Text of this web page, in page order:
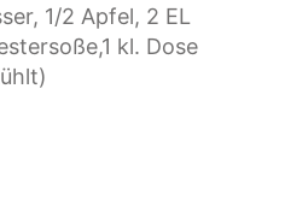
1/2 Apfel, 2 EL
kl. Dose